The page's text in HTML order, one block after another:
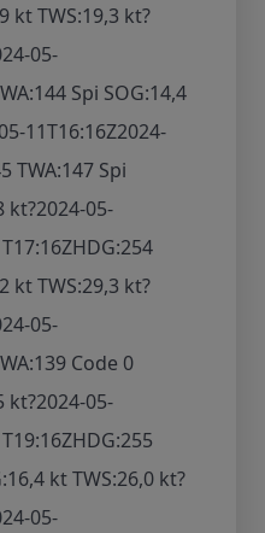
kt TWS:19,3 kt?
05-
Spi SOG:14,4
11T16:16Z2024-
TWA:147 Spi
kt?2024-05-
HDG:254
kt TWS:29,3 kt?
05-
Code 0
kt?2024-05-
HDG:255
kt TWS:26,0 kt?
05-